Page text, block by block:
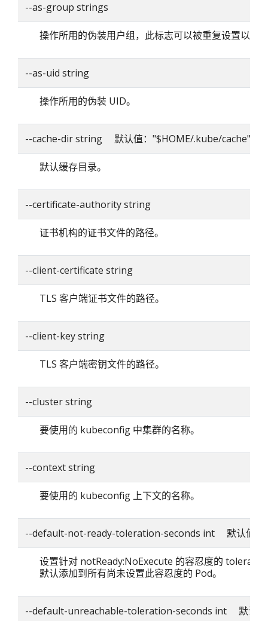
--as-group strings
操作所用的伪装用户组，此标志可以被重复设置以指
--as-uid string
操作所用的伪装 UID。
--cache-dir string 默认值："$HOME/.kube/cache"
默认缓存目录。
--certificate-authority string
证书机构的证书文件的路径。
--client-certificate string
TLS 客户端证书文件的路径。
--client-key string
TLS 客户端密钥文件的路径。
--cluster string
要使用的 kubeconfig 中集群的名称。
--context string
要使用的 kubeconfig 上下文的名称。
--default-not-ready-toleration-seconds int 默认值：
设置针对 notReady:NoExecute 的容忍度的
默认添加到所有尚未设置此容忍度的 Pod。
--default-unreachable-toleration-seconds int 默认值